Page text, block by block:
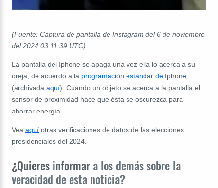
(Fuente: Captura de pantalla de Instagram del 6 de noviembre
del 2024 03:11:39 UTC)
La pantalla del Iphone se apaga una vez ella lo acerca a su
oreja, de acuerdo a la programación estándar de Iphone
(archivada aquí). Cuando un objeto se acerca a la pantalla el
sensor de proximidad hace que ésta se oscurezca para
ahorrar energía.
Vea aquí otras verificaciones de datos de las elecciones
presidenciales del 2024.
¿Quieres informar a los demás sobre la
veracidad de esta noticia?